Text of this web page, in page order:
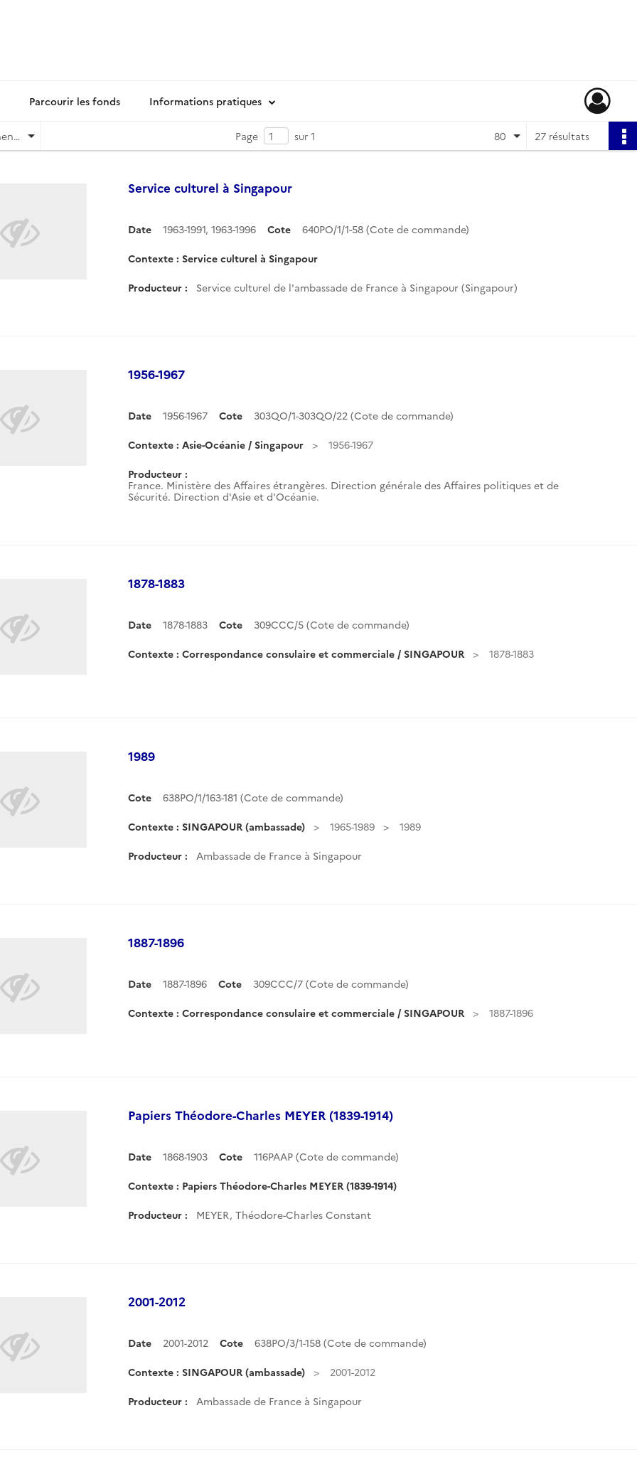
Parcourir les fonds Informations pratiques
Pertinence Page sur 1 27 résultats
80
Service culturel à Singapour
Date 1963-1991, 1963-1996 Cote 640PO/1/1-58 (Cote de commande)
Contexte : Service culturel à Singapour
Producteur : Service culturel de l'ambassade de France à Singapour (Singapour)
1956-1967
Date 1956-1967 Cote 303QO/1-303QO/22 (Cote de commande)
Contexte : Asie-Océanie / Singapour 1956-1967
Producteur :
France. Ministère des Affaires étrangères. Direction générale des Affaires politiques et de
Sécurité. Direction d'Asie et d'Océanie.
1878-1883
Date 1878-1883 Cote 309CCC/5 (Cote de commande)
Contexte : Correspondance consulaire et commerciale / SINGAPOUR 1878-1883
1989
Cote 638PO/1/163-181 (Cote de commande)
Contexte : SINGAPOUR (ambassade) 1965-1989 1989
Producteur : Ambassade de France à Singapour
1887-1896
Date 1887-1896 Cote 309CCC/7 (Cote de commande)
Contexte : Correspondance consulaire et commerciale / SINGAPOUR 1887-1896
Papiers Théodore-Charles MEYER (1839-1914)
Date 1868-1903 Cote 116PAAP (Cote de commande)
Contexte : Papiers Théodore-Charles MEYER (1839-1914)
Producteur : MEYER, Théodore-Charles Constant
2001-2012
Date 2001-2012 Cote 638PO/3/1-158 (Cote de commande)
Contexte : SINGAPOUR (ambassade) 2001-2012
Producteur : Ambassade de France à Singapour